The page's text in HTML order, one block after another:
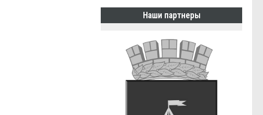
Наши партнеры